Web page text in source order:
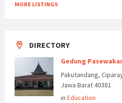
MORE LISTINGS
DIRECTORY
Gedung
Pakutandang,
Jawa Barat 40381
in Education